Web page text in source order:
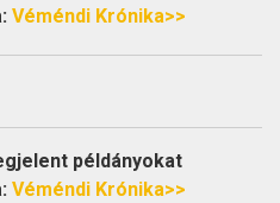
Véméndi Krónika>>
példányokat
Véméndi Krónika>>